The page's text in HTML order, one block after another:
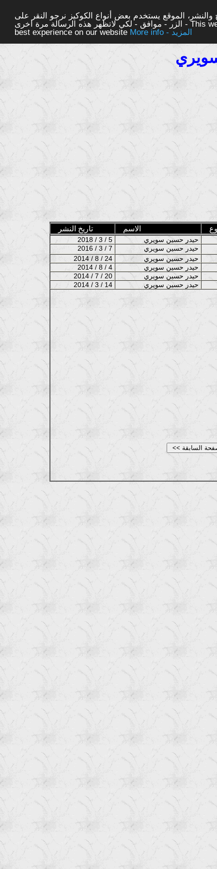
الموقع يستخدم بعض أنواع الكوكيز نرجو النقر على
الزر - موافق - لكي لاتظهر هذه الرسالة مرة اخرى - This website uses cookies to ensure you get the
best experience on our website
More info - المزيد
تاريخ النشر الاسم
2018 / 3 / 5
حيدر حسين سويري
2016 / 3 / 7
2014 / 8 / 24
2014 / 8 / 4
2014 / 7 / 20
2014 / 3 / 14
حيدر حسين سويري